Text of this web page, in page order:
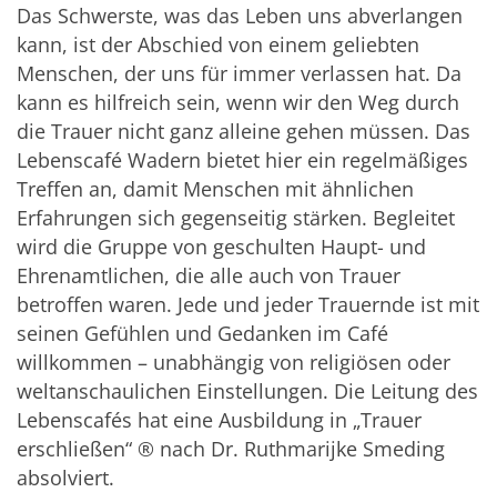
Das Schwerste, was das Leben uns abverlangen
kann, ist der Abschied von einem geliebten
Menschen, der uns für immer verlassen hat. Da
kann es hilfreich sein, wenn wir den Weg durch
die Trauer nicht ganz alleine gehen müssen. Das
Lebenscafé Wadern bietet hier ein regelmäßiges
Treffen an, damit Menschen mit ähnlichen
Erfahrungen sich gegenseitig stärken. Begleitet
wird die Gruppe von geschulten Haupt- und
Ehrenamtlichen, die alle auch von Trauer
betroffen waren. Jede und jeder Trauernde ist mit
seinen Gefühlen und Gedanken im Café
willkommen – unabhängig von religiösen oder
weltanschaulichen Einstellungen. Die Leitung des
Lebenscafés hat eine Ausbildung in „Trauer
erschließen“ ® nach Dr. Ruthmarijke Smeding
absolviert.